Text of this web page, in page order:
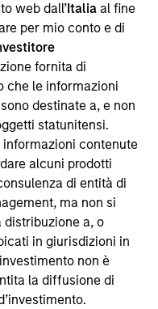
web dall’Italia al fine
per mio conto e di
fornita di
che le informazioni
destinate a, e non
statunitensi.
contenute
alcuni prodotti
di entità di
ma non si
distribuzione a, o
in giurisdizioni in
non è
la diffusione di
Key Investor
Information (KID)
Systematic
Key Investor
Information (KID)